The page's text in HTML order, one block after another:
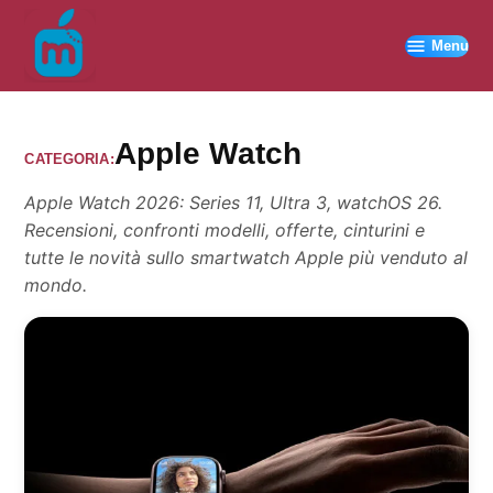
contenuto
Menu
CATEGORIA:Apple Watch
Apple Watch 2026: Series 11, Ultra 3, watchOS 26.
Recensioni, confronti modelli, offerte, cinturini e
tutte le novità sullo smartwatch Apple più venduto al
mondo.